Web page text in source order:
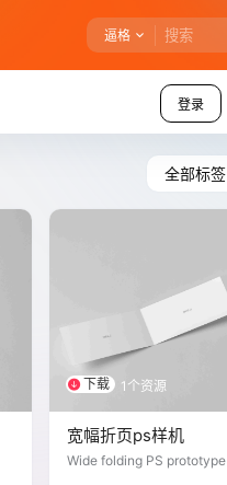
逼格
登录
全部标签
下载 1个资源
宽幅折页ps样机
Wide folding PS prototype